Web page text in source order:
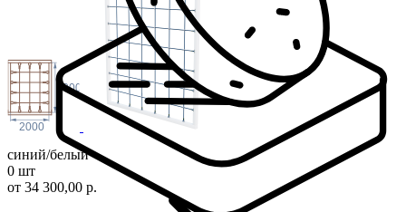
2000
2000
синий/белый
0 шт
от 34 300,00 р.